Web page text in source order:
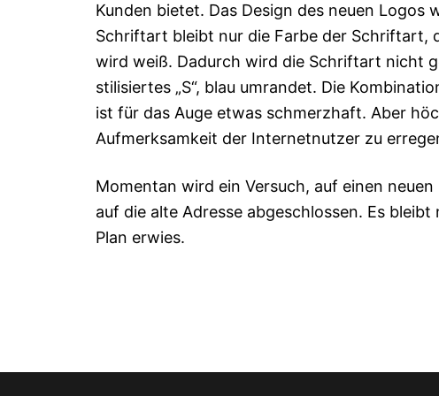
Kunden bietet. Das Design des neuen Logos
Schriftart bleibt nur die Farbe der Schriftart,
wird weiß. Dadurch wird die Schriftart nicht
stilisiertes „S“, blau umrandet. Die
ist für das Auge etwas schmerzhaft. Aber
Aufmerksamkeit der Internetnutzer zu
Momentan wird ein Versuch, auf einen
auf die alte Adresse abgeschlossen. Es
Plan erwies.